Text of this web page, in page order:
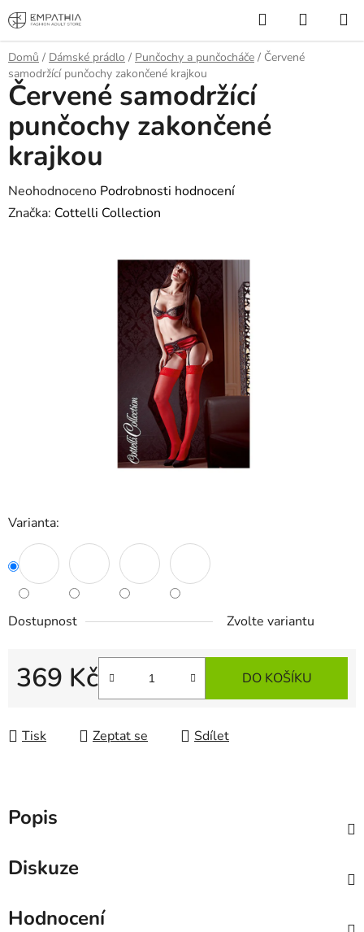
Přejít
na
obsah
Hledat
KOŠÍK
Domů / Dámské prádlo / Punčochy a punčocháče / Červené
samodržící punčochy zakončené krajkou
Varianta:
Dostupnost Zvolte variantu
369 Kč DO KOŠÍKU
Tisk Zeptat se Sdílet
Červené samodržící
punčochy zakončené
krajkou
Průměrné
hodnocení
Neohodnoceno Podrobnosti hodnocení
Značka: Cottelli Collection
Popis
Diskuze
Hodnocení